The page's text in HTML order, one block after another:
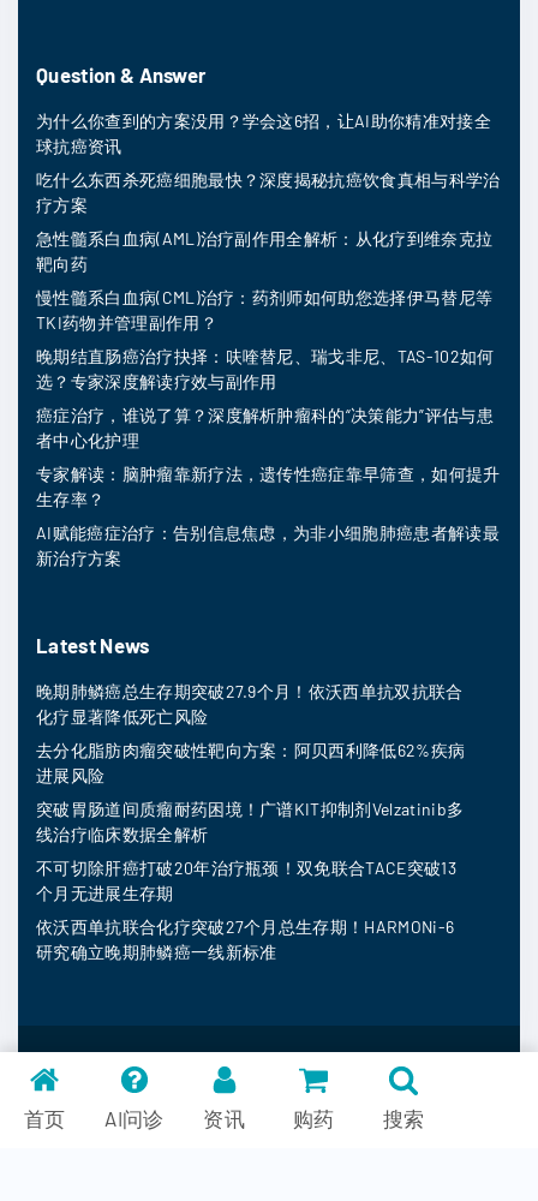
Question & Answer
为什么你查到的方案没用？学会这6招，让AI助你精准对接全
球抗癌资讯
吃什么东西杀死癌细胞最快？深度揭秘抗癌饮食真相与科学治
疗方案
急性髓系白血病(AML)治疗副作用全解析：从化疗到维奈克拉
靶向药
慢性髓系白血病(CML)治疗：药剂师如何助您选择伊马替尼等
TKI药物并管理副作用？
晚期结直肠癌治疗抉择：呋喹替尼、瑞戈非尼、TAS-102如何
选？专家深度解读疗效与副作用
癌症治疗，谁说了算？深度解析肿瘤科的“决策能力”评估与患
者中心化护理
专家解读：脑肿瘤靠新疗法，遗传性癌症靠早筛查，如何提升
生存率？
AI赋能癌症治疗：告别信息焦虑，为非小细胞肺癌患者解读最
新治疗方案
Latest News
晚期肺鳞癌总生存期突破27.9个月！依沃西单抗双抗联合
化疗显著降低死亡风险
去分化脂肪肉瘤突破性靶向方案：阿贝西利降低62%疾病
进展风险
突破胃肠道间质瘤耐药困境！广谱KIT抑制剂Velzatinib多
线治疗临床数据全解析
不可切除肝癌打破20年治疗瓶颈！双免联合TACE突破13
个月无进展生存期
依沃西单抗联合化疗突破27个月总生存期！HARMONi-6
研究确立晚期肺鳞癌一线新标准
MedFind © 2026
首页 AI问诊 资讯 购药 搜索